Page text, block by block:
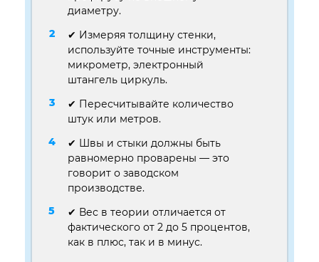
диаметру.
✔ Измеряя толщину стенки,
используйте точные инструменты:
микрометр, электронный
штангель циркуль.
✔ Пересчитывайте количество
штук или метров.
✔ Швы и стыки должны быть
равномерно проварены — это
говорит о заводском
производстве.
✔ Вес в теории отличается от
фактического от 2 до 5 процентов,
как в плюс, так и в минус.